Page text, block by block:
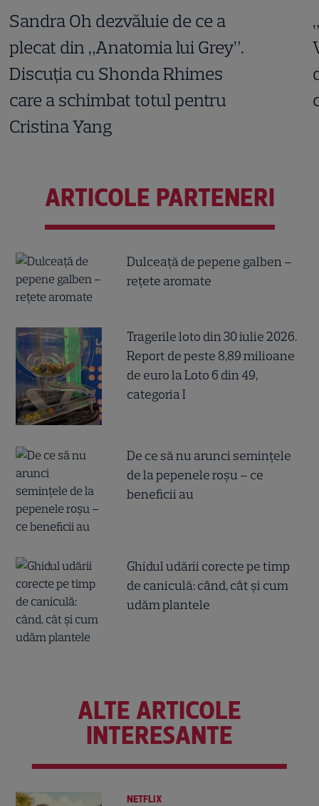
Sandra Oh dezvăluie de ce a
plecat din „Anatomia lui Grey”.
Discuția cu Shonda Rhimes
care a schimbat totul pentru
Cristina Yang
ARTICOLE PARTENERI
Dulceață de pepene galben –
rețete aromate
Tragerile loto din 30 iulie 2026.
Report de peste 8,89 milioane
de euro la Loto 6 din 49,
categoria I
De ce să nu arunci semințele
de la pepenele roșu – ce
beneficii au
Ghidul udării corecte pe timp
de caniculă: când, cât şi cum
udăm plantele
ALTE ARTICOLE
INTERESANTE
NETFLIX